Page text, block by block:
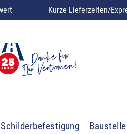
Kurze Lieferzeiten/
Schilderbefestigung